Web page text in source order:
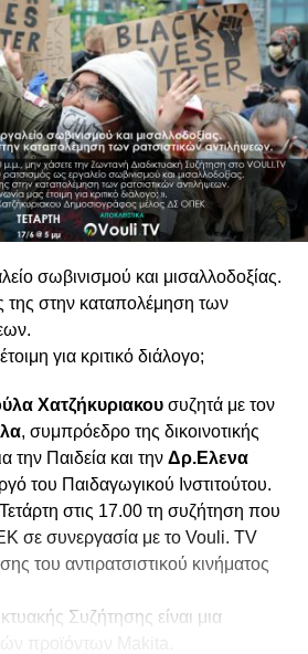
σωβινισμού και μισαλλοδοξίας.
της στην καταπολέμηση των
για κριτικό διάλογο;
Χατζήκυριακουσυζητά με τον
, συμπρόεδρο της δικοινοτικής
την Παιδεία και την Δρ.Ελενα
του Παιδαγωγικού Ινστιτούτου.
στις 17.00 τη συζήτηση που
σε συνεργασία με το Vouli. TV
του αντιρατσιστικού κινήματος
Συζήτησης είναι μια